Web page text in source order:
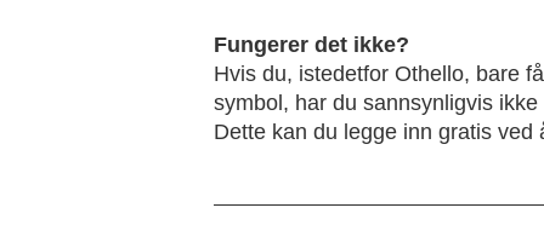
Fungerer det ikke?
Hvis du, istedetfor Othello, bare
symbol, har du sannsynligvis
Dette kan du legge inn gratis ved